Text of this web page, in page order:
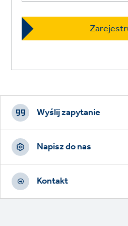
Footer
CTAs
Wyślij zapytanie
Napisz do nas
Kontakt